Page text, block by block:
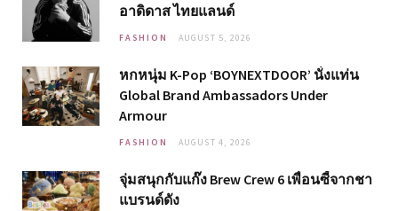
อาดิดาส ไทยแลนด์
FASHION AUGUST 5, 2026
หกหนุ่ม K-Pop ‘BOYNEXTDOOR’ นั่งแท่น
Global Brand Ambassadors Under
Armour
FASHION AUGUST 4, 2026
จุ่มสนุกกับแก๊ง Brew Crew 6 เพื่อนซี้จากชา
แบรนด์ดัง